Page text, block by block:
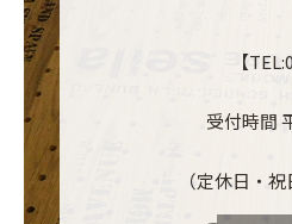
【
受付時間
（定休日・